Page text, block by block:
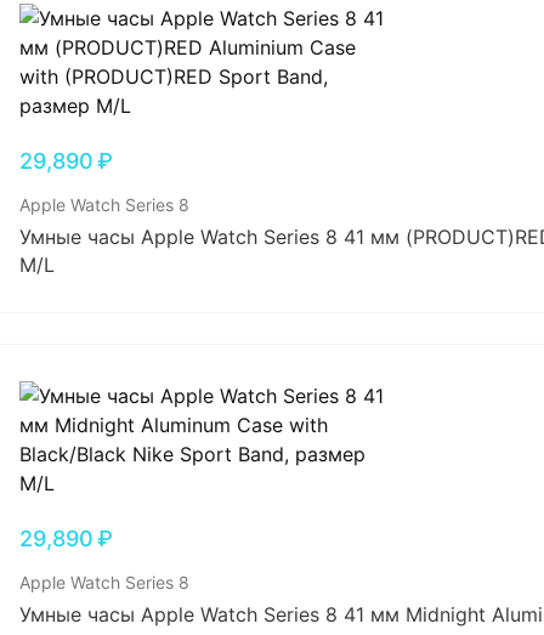
29,890₽
Apple Watch Series 8
Умные часы Apple Watch Series 8 41 мм
M/L
29,890₽
Apple Watch Series 8
Умные часы Apple Watch Series 8 41 мм Midnight